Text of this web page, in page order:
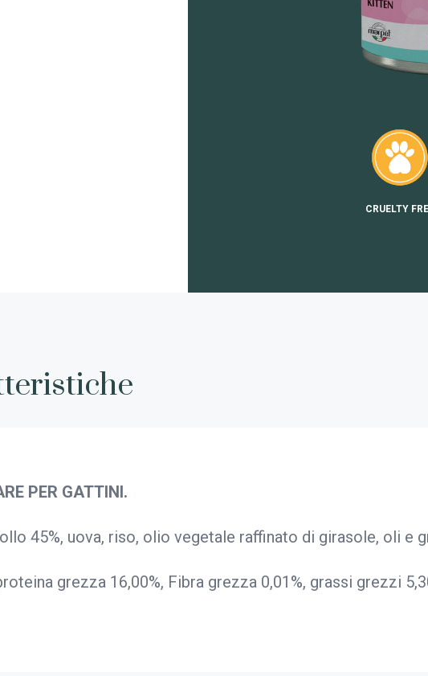
CRUELTY
PER GATTINI.
45%, uova, riso, olio vegetale raffinato di girasole, oli e
grezza 16,00%, Fibra grezza 0,01%, grassi grezzi